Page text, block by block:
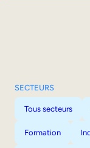
SECTEURS
Tous secteurs
Formation